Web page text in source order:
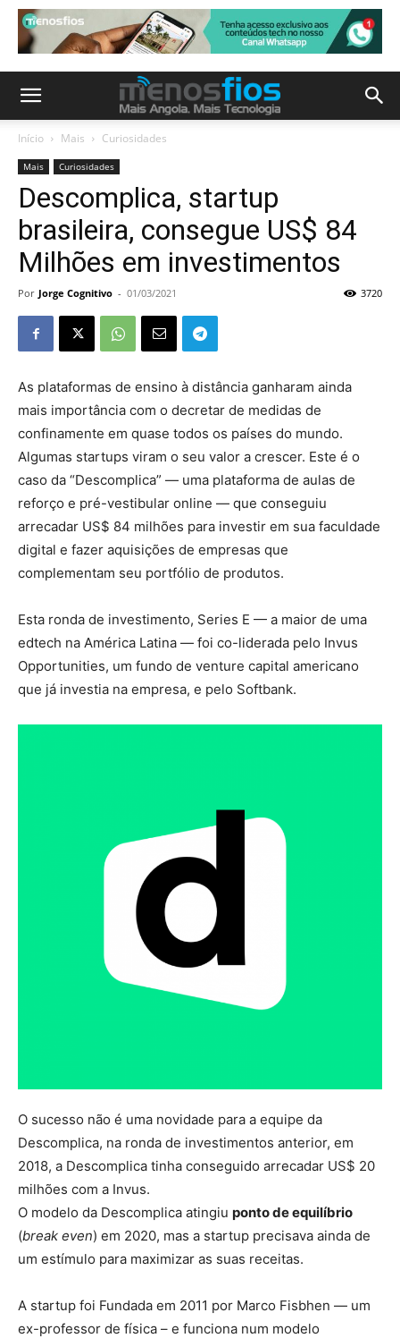
Início Mais Curiosidades
Mais Curiosidades
Descomplica, startup
brasileira, consegue US$ 84
Milhões em investimentos
Por Jorge Cognitivo - 01/03/2021 3720
As plataformas de ensino à distância ganharam ainda
mais importância com o decretar de medidas de
confinamente em quase todos os países do mundo.
Algumas startups viram o seu valor a crescer. Este é o
caso da “Descomplica” — uma plataforma de aulas de
reforço e pré-vestibular online — que conseguiu
arrecadar US$ 84 milhões para investir em sua faculdade
digital e fazer aquisições de empresas que
complementam seu portfólio de produtos.
Esta ronda de investimento, Series E — a maior de uma
edtech na América Latina — foi co-liderada pelo Invus
Opportunities, um fundo de venture capital americano
que já investia na empresa, e pelo Softbank.
O sucesso não é uma novidade para a equipe da
Descomplica, na ronda de investimentos anterior, em
2018, a Descomplica tinha conseguido arrecadar US$ 20
milhões com a Invus.
O modelo da Descomplica atingiu ponto de equilíbrio
(break even) em 2020, mas a startup precisava ainda de
um estímulo para maximizar as suas receitas.
A startup foi Fundada em 2011 por Marco Fisbhen — um
ex-professor de física – e funciona num modelo